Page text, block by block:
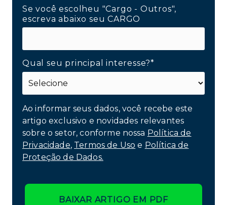
Se você escolheu "Cargo - Outros",
escreva abaixo seu CARGO
Qual seu principal interesse?*
Ao informar seus dados, você recebe este
artigo exclusivo e novidades relevantes
sobre o setor, conforme nossa Política de
Privacidade, Termos de Uso e Política de
Proteção de Dados.
BAIXAR ARTIGO EM PDF